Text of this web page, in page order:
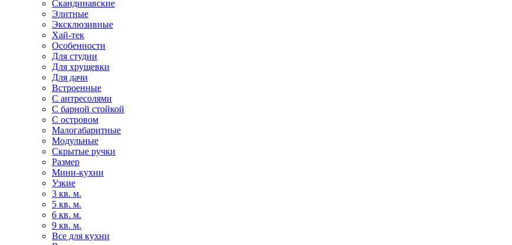
Скандинавские
Элитные
Эксклюзивные
Хай-тек
Особенности
Для студии
Для хрущевки
Для дачи
Встроенные
С антресолями
С барной стойкой
С островом
Малогабаритные
Модульные
Скрытые ручки
Размер
Мини-кухни
Узкие
3 кв. м.
5 кв. м.
6 кв. м.
9 кв. м.
Все для кухни